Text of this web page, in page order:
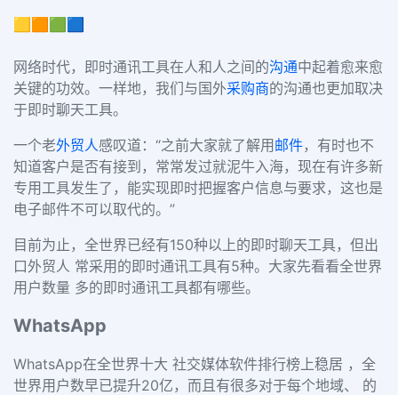
🟨🟧🟩🟦
网络时代，即时通讯工具在人和人之间的沟通中起着愈来愈
关键的功效。一样地，我们与国外采购商的沟通也更加取决
于即时聊天工具。
一个老外贸人感叹道：“之前大家就了解用 邮件，有时也不
知道客户是否有接到，常常发过就泥牛入海，现在有许多新
专用工具发生了，能实现即时把握客户信息与要求，这也是
电子邮件不可以取代的。”
目前为止，全世界已经有150种以上的即时聊天工具，但出
口外贸人 常采用的即时通讯工具有5种。大家先看看全世界
用户数量 多的即时通讯工具都有哪些。
WhatsApp
WhatsApp在全世界十大 社交媒体软件排行榜上稳居 ，全
世界用户数早已提升20亿，而且有很多对于每个地域、 的